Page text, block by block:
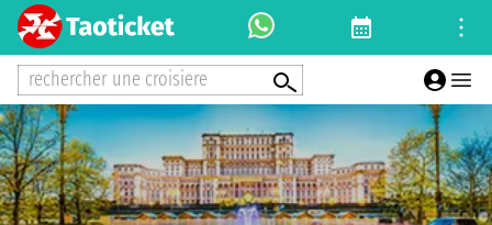
rechercher une croisiere